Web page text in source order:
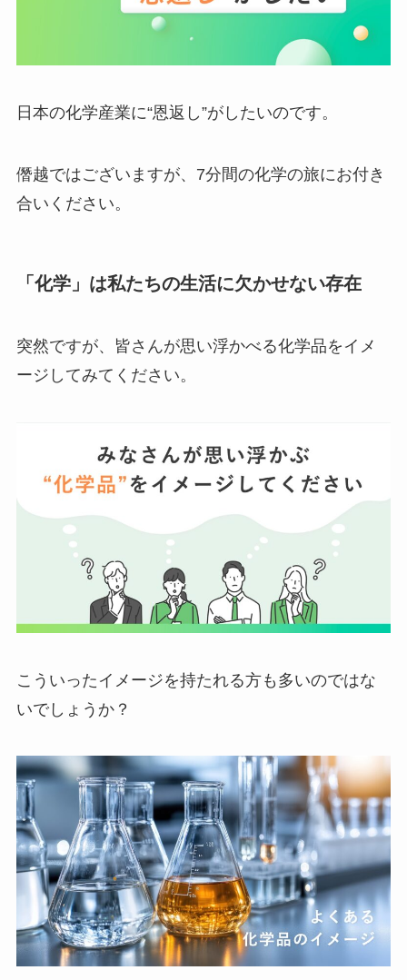
日本の化学産業に“恩返し”がしたいのです。
僭越ではございますが、7分間の化学の旅にお付き
合いください。
「化学」は私たちの生活に欠かせない存在
突然ですが、皆さんが思い浮かべる化学品をイメ
ージしてみてください。
こういったイメージを持たれる方も多いのではな
いでしょうか？